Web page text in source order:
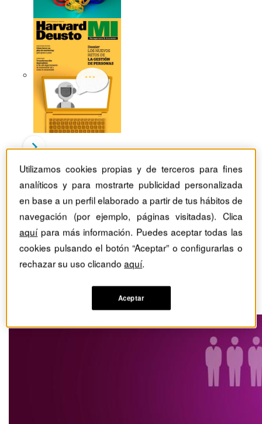
Revistas Harvard Deusto
TIC
Cómo ayuda la inteligencia artificial en la gestión de
personas
Cómo ayuda la
inteligencia artificial en la
gestión de personas
Utilizamos cookies propias y de terceros para fines
analíticos y para mostrarte publicidad personalizada
en base a un perfil elaborado a partir de tus hábitos de
navegación (por ejemplo, páginas visitadas). Clica
aquípara más información. Puedes aceptar todas las
cookies pulsando el botón “Aceptar” o configurarlas o
rechazar su uso clicandoaquí.
Aceptar